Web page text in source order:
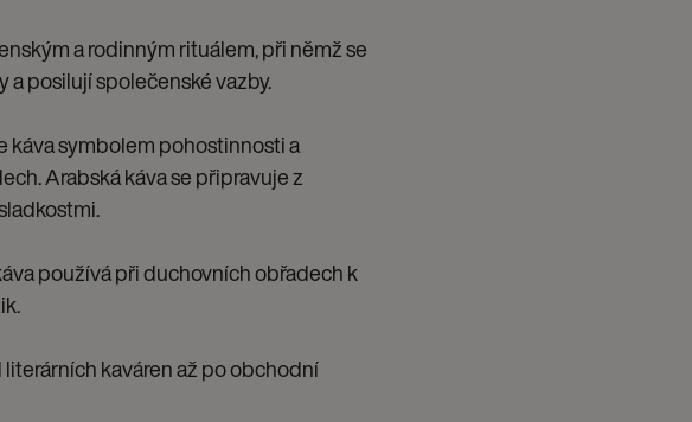
a rodinným rituálem, při němž se
a posilují společenské vazby.
káva symbolem pohostinnosti a
Arabská káva se připravuje z
používá při duchovních obřadech k
kaváren až po obchodní